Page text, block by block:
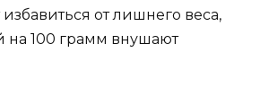
от лишнего веса,
на 100 грамм внушают